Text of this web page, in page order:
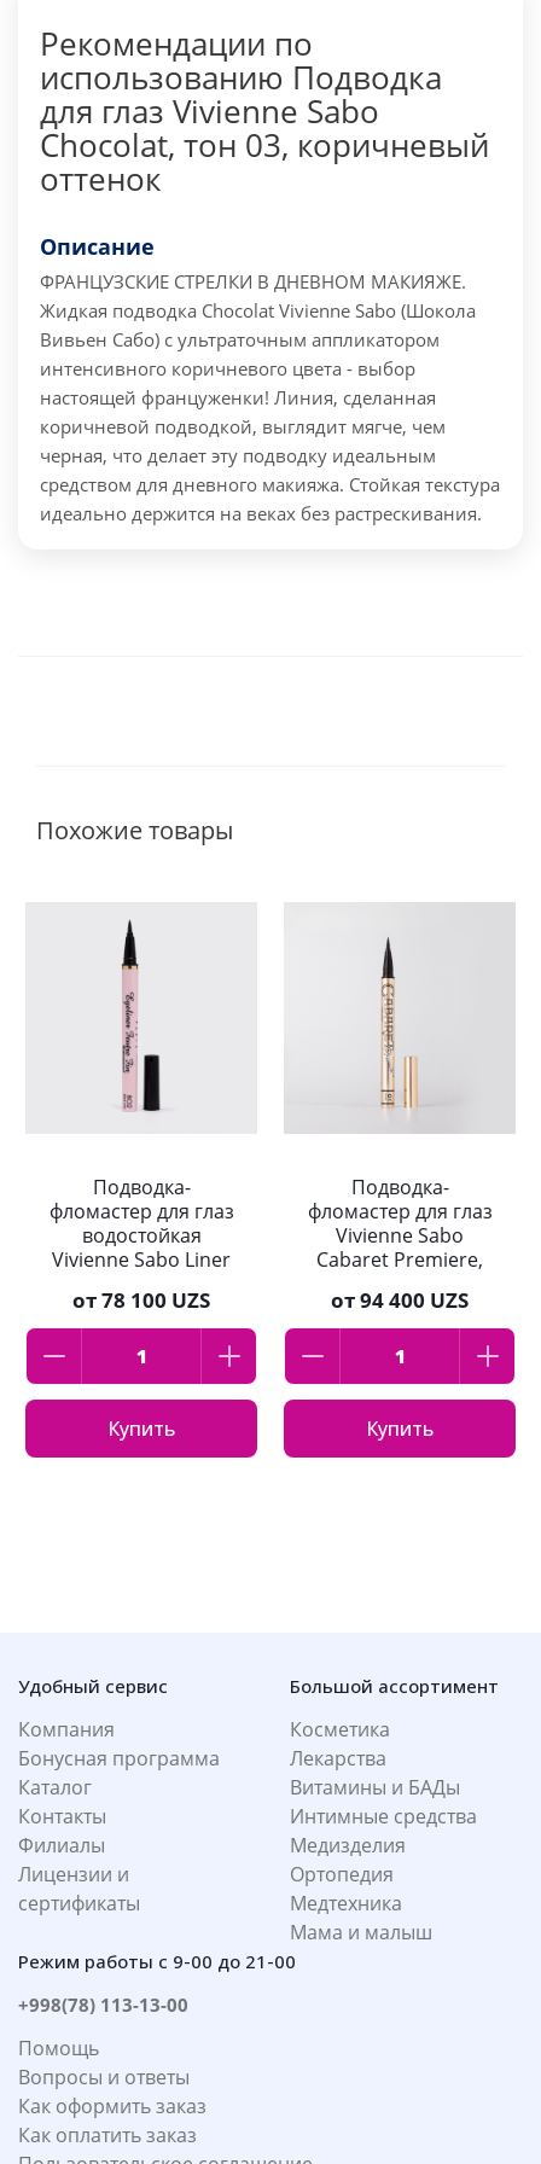
Рекомендации по
использованию Подводка
для глаз Vivienne Sabo
Chocolat, тон 03, коричневый
оттенок
Описание
ФРАНЦУЗСКИЕ СТРЕЛКИ В ДНЕВНОМ МАКИЯЖЕ.
Жидкая подводка Chocolat Vivienne Sabo (Шокола
Вивьен Сабо) с ультраточным аппликатором
интенсивного коричневого цвета - выбор
настоящей француженки! Линия, сделанная
коричневой подводкой, выглядит мягче, чем
черная, что делает эту подводку идеальным
средством для дневного макияжа. Стойкая текстура
идеально держится на веках без растрескивания.
Похожие товары
Подводка-
фломастер для глаз
водостойкая
Vivienne Sabo Liner
черный
от78 100 UZS
Купить
Подводка-
фломастер для глаз
Vivienne Sabo
Cabaret Premiere,
от94 400 UZS
Купить
Удобный сервис
Компания
Бонусная программа
Каталог
Контакты
Филиалы
Лицензии и
сертификаты
Большой ассортимент
Косметика
Лекарства
Витамины и БАДы
Интимные средства
Медизделия
Ортопедия
Медтехника
Мама и малыш
Режим работы с 9-00 до 21-00
+998(78) 113-13-00
Помощь
Вопросы и ответы
Как оформить заказ
Как оплатить заказ